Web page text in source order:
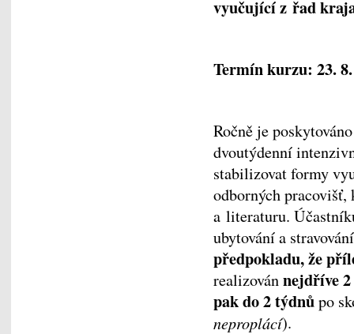
vyučující z řad
Termín kurzu: 23. 8.
Ročně je
dvoutýdenní
stabilizovat formy
odborných pracovišť,
a literaturu.
ubytování a
předpokladu, že
realizovánnejdříve
pakdo 2 týdnůpo
neproplácí).